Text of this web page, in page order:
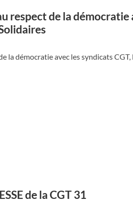
respect de la démocratie
la démocratie avec les syndicats CGT,
de la CGT 31